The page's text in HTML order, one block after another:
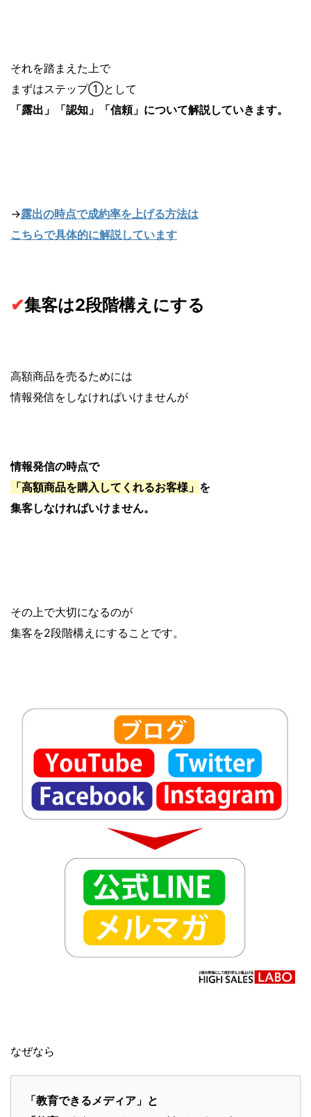
それを踏まえた上で
まずはステップ①として
「露出」「認知」「信頼」について解説していきます。
→露出の時点で成約率を上げる方法は
こちらで具体的に解説しています
✔︎集客は2段階構えにする
高額商品を売るためには
情報発信をしなければいけませんが
情報発信の時点で
「高額商品を購入してくれるお客様」 を
集客しなければいけません。
その上で大切になるのが
集客を2段階構えにすることです。
なぜなら
「教育できるメディア」と